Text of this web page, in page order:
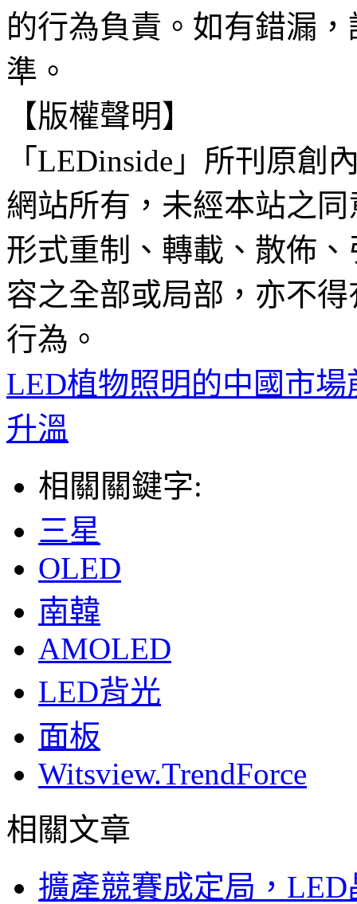
的行為負責。如有錯漏
準。
【版權聲明】
「LEDinside」所刊原創
網站所有，未經本站之
形式重制、轉載、散佈
容之全部或局部，亦不
行為。
LED植物照明的中國市場
升溫
相關關鍵字:
三星
OLED
南韓
AMOLED
LED背光
面板
Witsview.TrendForce
相關文章
擴產競賽成定局，